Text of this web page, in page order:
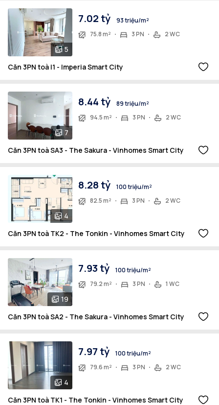
5
7.02 tỷ
93 triệu/m²
75.8 m²
3 PN 2 WC
Căn 3PN toà I1 - Imperia Smart City
7
8.44 tỷ
89 triệu/m²
94.5 m²
3 PN 2 WC
Căn 3PN toà SA3 - The Sakura - Vinhomes Smart City
4
8.28 tỷ
100 triệu/m²
82.5 m²
3 PN 2 WC
Căn 3PN toà TK2 - The Tonkin - Vinhomes Smart City
19
7.93 tỷ
100 triệu/m²
79.2 m²
3 PN 1 WC
Căn 3PN toà SA2 - The Sakura - Vinhomes Smart City
4
7.97 tỷ
100 triệu/m²
79.6 m²
3 PN 2 WC
Căn 3PN toà TK1 - The Tonkin - Vinhomes Smart City